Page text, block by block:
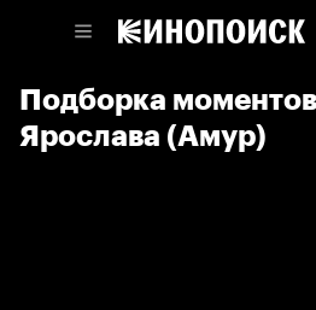
Подборка
Ярослава (Амур)